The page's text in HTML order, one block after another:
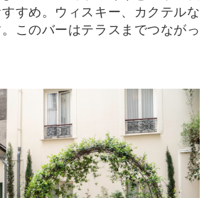
すめ。ウィスキー、カクテルな
このバーはテラスまでつながっ